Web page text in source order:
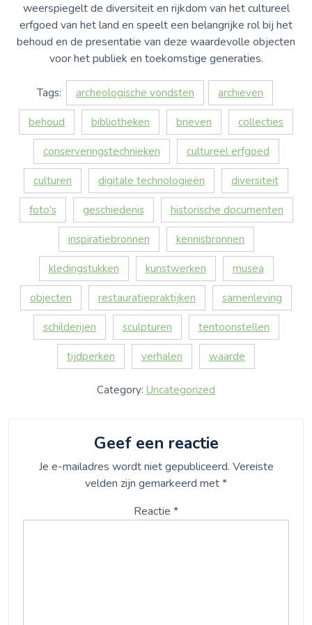
weerspiegelt de diversiteit en rijkdom van het cultureel
erfgoed van het land en speelt een belangrijke rol bij het
behoud en de presentatie van deze waardevolle objecten
voor het publiek en toekomstige generaties.
Tags: archeologische vondsten archieven
behoud bibliotheken brieven collecties
conserveringstechnieken cultureel erfgoed
culturen digitale technologieën diversiteit
foto's geschiedenis historische documenten
inspiratiebronnen kennisbronnen
kledingstukken kunstwerken musea
objecten restauratiepraktijken samenleving
schilderijen sculpturen tentoonstellen
tijdperken verhalen waarde
Category: Uncategorized
Geef een reactie
Je e-mailadres wordt niet gepubliceerd. Vereiste
velden zijn gemarkeerd met*
Reactie *